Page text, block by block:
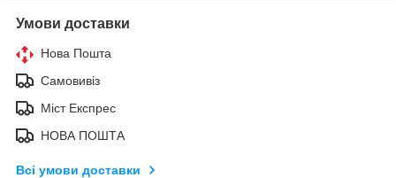
Умови доставки
Нова Пошта
Самовивіз
Міст Експрес
НОВА ПОШТА
Всі умови доставки